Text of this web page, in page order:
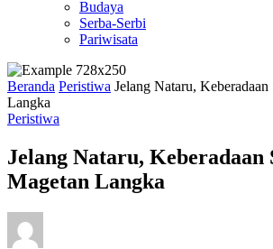
Budaya
Serba-Serbi
Pariwisata
Beranda Peristiwa Jelang Nataru,
Langka
Peristiwa
Jelang Nataru, Keberadaan
Magetan Langka